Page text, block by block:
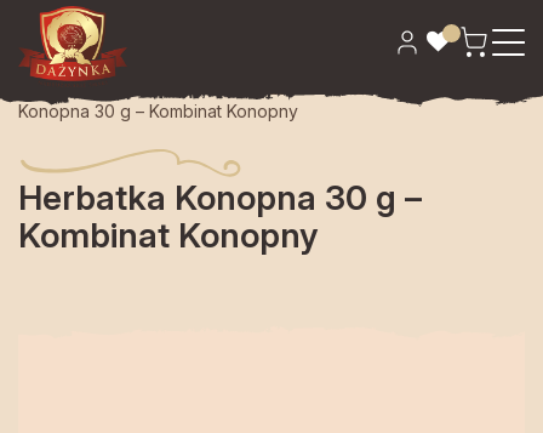
Strona główna
Konopna 30 g – Kombinat Konopny
Herbatka Konopna 30 g –
Kombinat Konopny